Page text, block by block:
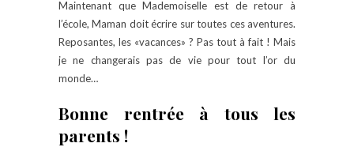
Maintenant que Mademoiselle est de retour à
l’école, Maman doit écrire sur toutes ces aventures.
Reposantes, les «vacances» ? Pas tout à fait ! Mais
je ne changerais pas de vie pour tout l’or du
monde…
Bonne rentrée à tous les
parents !